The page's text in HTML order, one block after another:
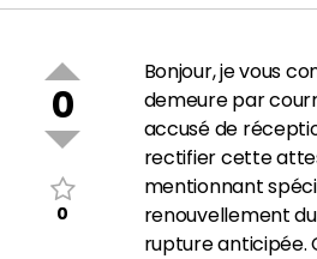
0
0
Bonjour, je vous
demeure par
accusé de
rectifier cette
mentionnant
renouvellement
rupture anticipée.